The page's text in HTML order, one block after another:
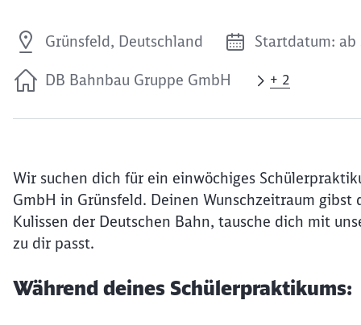
Grünsfeld, Deutschland Startdatum: ab
DB Bahnbau Gruppe GmbH + 2
Wir suchen dich für ein einwöchiges
GmbH in Grünsfeld. Deinen Wunschzeitraum
Kulissen der Deutschen Bahn, tausche dich mit
zu dir passt.
Während deines Schülerpraktikums: